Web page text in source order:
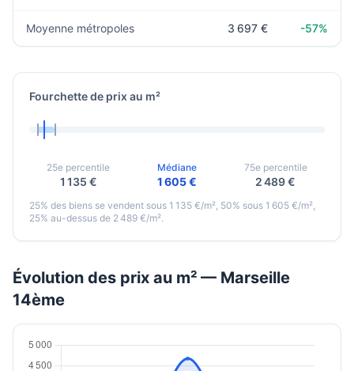
Moyenne métropoles 3 697 € -57%
Fourchette de prix au m²
25e percentile
1 135 €
Médiane
1 605 €
75e percentile
2 489 €
25% des biens se vendent sous 1 135 €/m², 50% sous 1 605 €/m²,
25% au-dessus de 2 489 €/m².
Évolution des prix au m² — Marseille
14ème